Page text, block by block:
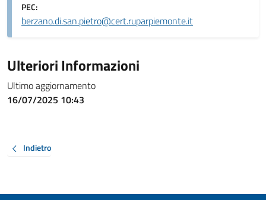
PEC:
berzano.di.san.pietro@cert.ruparpiemonte.it
Ulteriori Informazioni
Ultimo aggiornamento
16/07/2025 10:43
Indietro